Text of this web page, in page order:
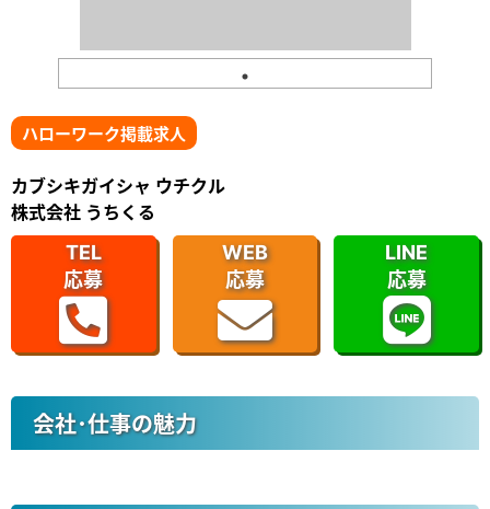
ハローワーク掲載求人
カブシキガイシャ ウチクル
株式会社 うちくる
TEL
応募
WEB
応募
LINE
応募
会社･仕事の魅力